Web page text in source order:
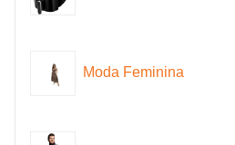
Moda Feminina